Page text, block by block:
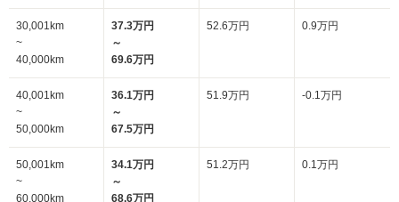
30,001km
~
40,000km
37.3万円
～
69.6万円
52.6万円 0.9万円
40,001km
~
50,000km
36.1万円
～
67.5万円
51.9万円 -0.1万円
50,001km
~
60,000km
34.1万円
～
68.6万円
51.2万円 0.1万円